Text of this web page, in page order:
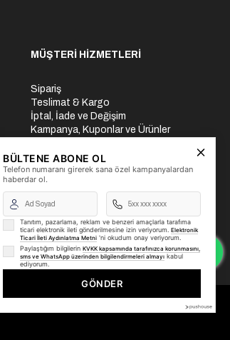
MÜŞTERİ HİZMETLERİ
Sipariş
Teslimat & Kargo
İptal, İade ve Değişim
Kampanya, Kuponlar ve Ürünler
Üyelik İşlemleri
Yurtdışı Gönderi
BÜLTENE ABONE OL
Telefon numaranı girerek sana özel kampanyalardan
haberdar ol.
Tanıtım, pazarlama, reklam ve benzeri amaçlarla tarafıma
ticari elektronik ileti gönderilmesine izin veriyorum. Elektronik
Ticari İleti Aydınlatma Metni 'ni okudum onay veriyorum.
Paylaştığım bilgilerin KVKK kapsamında tarafınızca korunmasını,
sms ve WhatsApp üzerinden bilgilendirmeleri almayı kabul
ediyorum.
GÖNDER